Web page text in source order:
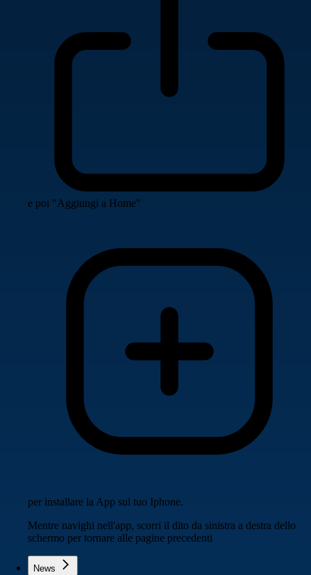
e poi "Aggiungi a Home"
per installare la App sul tuo Iphone.
Mentre navighi nell'app, scorri il dito da sinistra a destra dello
schermo per tornare alle pagine precedenti
News